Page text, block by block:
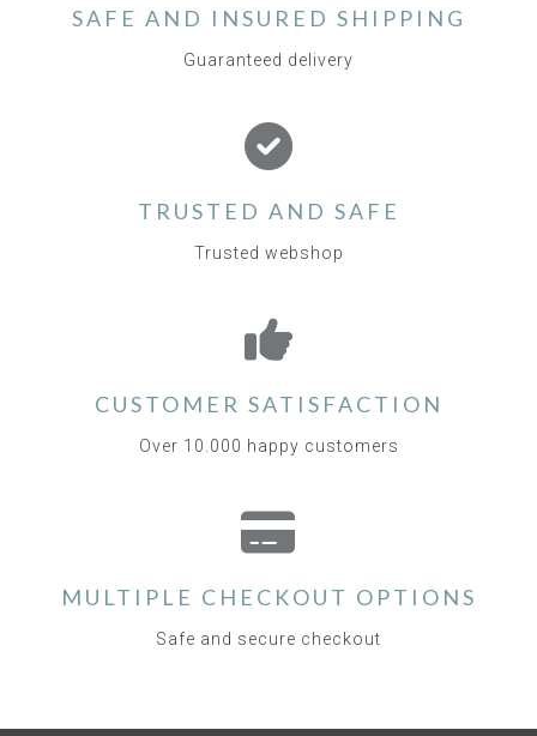
SAFE AND INSURED SHIPPING
Guaranteed delivery
TRUSTED AND SAFE
Trusted webshop
CUSTOMER SATISFACTION
Over 10.000 happy customers
MULTIPLE CHECKOUT OPTIONS
Safe and secure checkout